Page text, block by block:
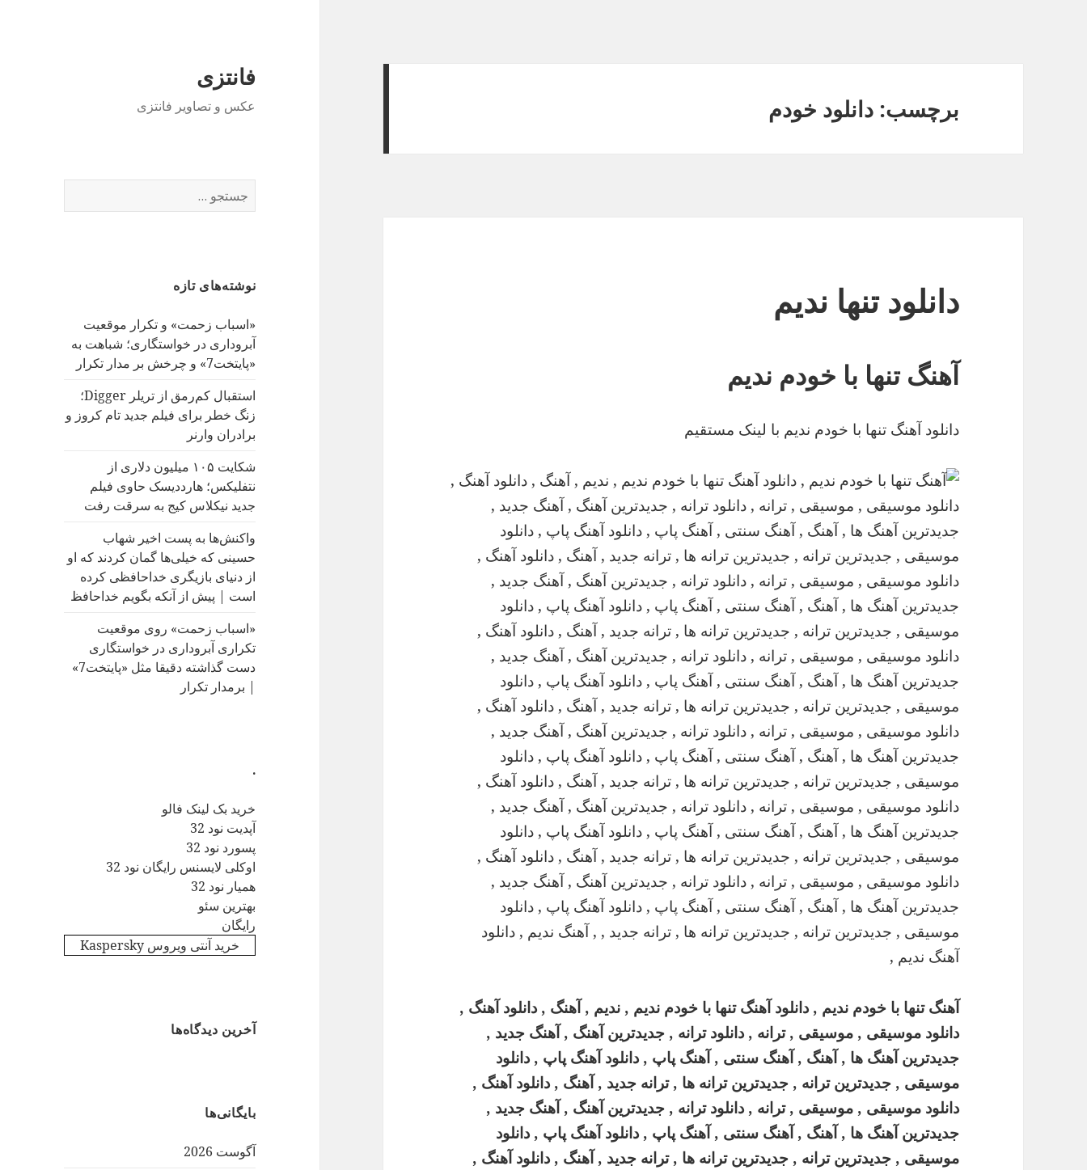
فانتزی
عکس و تصاویر فانتزی
س
ب
ا
ی
:
نوشته‌های تازه
«اسباب زحمت» و تکرار موقعیت
آبروداری در خواستگاری؛ شباهت به
«پایتخت7» و چرخش بر مدار تکرار
استقبال کم‌رمق از تریلر Digger؛
زنگ خطر برای فیلم جدید تام کروز و
برادران وارنر
شکایت ۱۰۵ میلیون دلاری از
نتفلیکس؛ هارددیسک حاوی فیلم
جدید نیکلاس کیج به سرقت رفت
واکنش‌ها به پست اخیر شهاب
حسینی که خیلی‌ها گمان کردند که او
از دنیای بازیگری خداحافظی کرده
است | پیش از آنکه بگویم خداحافظ
«اسباب زحمت» روی موقعیت
تکراری آبروداری در خواستگاری
دست گذاشته دقیقا مثل «پایتخت7»
| برمدار تکرار
.
خرید بک لینک فالو
آپدیت نود 32
پسورد نود 32
اوکلی لایسنس رایگان نود 32
همیار نود 32
بهترین سئو
رایگان
خرید آنتی ویروس Kaspersky
آخرین دیدگاه‌ها
بایگانی‌ها
آگوست 2026
برچسب: دانلود خودم
دانلود تنها ندیم
آهنگ تنها با خودم ندیم
دانلود آهنگ تنها با خودم ندیم با لینک مستقیم
آهنگ تنها با خودم ندیم , دانلود آهنگ تنها با خودم ندیم , ندیم , آهنگ , دانلود آهنگ ,
دانلود موسیقی , موسیقی , ترانه , دانلود ترانه , جدیدترین آهنگ , آهنگ جدید ,
جدیدترین آهنگ ها , آهنگ , آهنگ سنتی , آهنگ پاپ , دانلود آهنگ پاپ , دانلود
موسیقی , جدیدترین ترانه , جدیدترین ترانه ها , ترانه جدید , آهنگ , دانلود آهنگ ,
دانلود موسیقی , موسیقی , ترانه , دانلود ترانه , جدیدترین آهنگ , آهنگ جدید ,
جدیدترین آهنگ ها , آهنگ , آهنگ سنتی , آهنگ پاپ , دانلود آهنگ پاپ , دانلود
موسیقی , جدیدترین ترانه , جدیدترین ترانه ها , ترانه جدید , آهنگ , دانلود آهنگ ,